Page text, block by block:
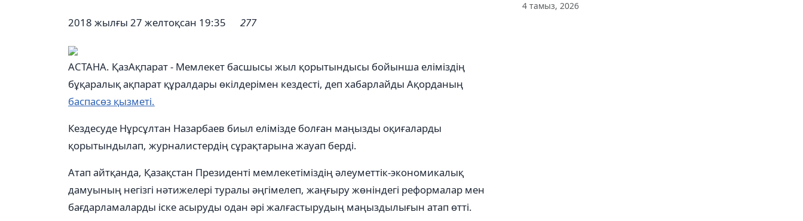
2018 жылғы 27 желтоқсан 19:35 277
АСТАНА. ҚазАқпарат - Мемлекет басшысы жыл қорытындысы бойынша еліміздің
бұқаралық ақпарат құралдары өкілдерімен кездесті, деп хабарлайды Ақорданың
баспасөз қызметі.
Кездесуде Нұрсұлтан Назарбаев биыл елімізде болған маңызды оқиғаларды
қорытындылап, журналистердің сұрақтарына жауап берді.
Атап айтқанда, Қазақстан Президенті мемлекетіміздің әлеуметтік-экономикалық
дамуының негізгі нәтижелері туралы әңгімелеп, жаңғыру жөніндегі реформалар мен
бағдарламаларды іске асыруды одан әрі жалғастырудың маңыздылығын атап өтті.
4 тамыз, 2026